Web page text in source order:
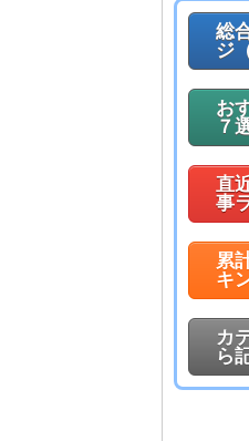
総
ジ
お
７
直
事
累
キ
カ
ら